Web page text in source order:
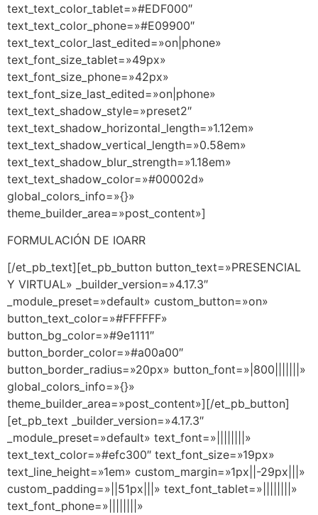
text_text_color_tablet=»#EDF000″
text_text_color_phone=»#E09900″
text_text_color_last_edited=»on|phone»
text_font_size_tablet=»49px»
text_font_size_phone=»42px»
text_font_size_last_edited=»on|phone»
text_text_shadow_style=»preset2″
text_text_shadow_horizontal_length=»1.12em»
text_text_shadow_vertical_length=»0.58em»
text_text_shadow_blur_strength=»1.18em»
text_text_shadow_color=»#00002d»
global_colors_info=»{}»
theme_builder_area=»post_content»]
FORMULACIÓN DE IOARR
[/et_pb_text][et_pb_button button_text=»PRESENCIAL
Y VIRTUAL» _builder_version=»4.17.3″
_module_preset=»default» custom_button=»on»
button_text_color=»#FFFFFF»
button_bg_color=»#9e1111″
button_border_color=»#a00a00″
button_border_radius=»20px» button_font=»|800|||||||»
global_colors_info=»{}»
theme_builder_area=»post_content»][/et_pb_button]
[et_pb_text _builder_version=»4.17.3″
_module_preset=»default» text_font=»||||||||»
text_text_color=»#efc300″ text_font_size=»19px»
text_line_height=»1em» custom_margin=»1px||-29px|||»
custom_padding=»||51px|||» text_font_tablet=»||||||||»
text_font_phone=»||||||||»